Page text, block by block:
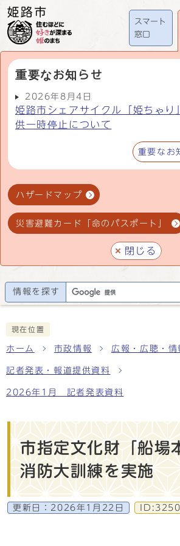
スマート
窓口
重要なお知らせ
2026年8月4日
姫路市シェアサイクル「姫ちゃり
供一時停止について
重要なお
ハザードマップ
災害避難カード「命のパスポート」
閉じる
情報を探す
現在位置
ホーム 市政情報 広報・広聴・情
記者発表・報道提供資料
2026年1月 記者発表資料
市指定文化財「船場
消防大訓練を実施
更新日： 2026年1月22日